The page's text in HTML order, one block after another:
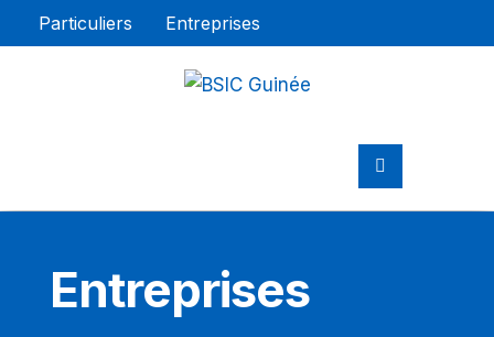
Particuliers Entreprises
Entreprises